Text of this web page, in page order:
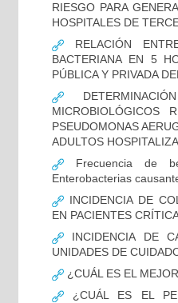
RIESGO PARA
HOSPITALES DE
RELACIÓN
BACTERIANA EN 5
PÚBLICA Y PRIVADA
MICROBIOLÓGICOS
PSEUDOMONAS
ADULTOS
Frecuencia de
Enterobacterias
INCIDENCIA DE
EN PACIENTES
INCIDENCIA DE
UNIDADES DE
¿CUÁL ES EL
¿CUÁL ES EL